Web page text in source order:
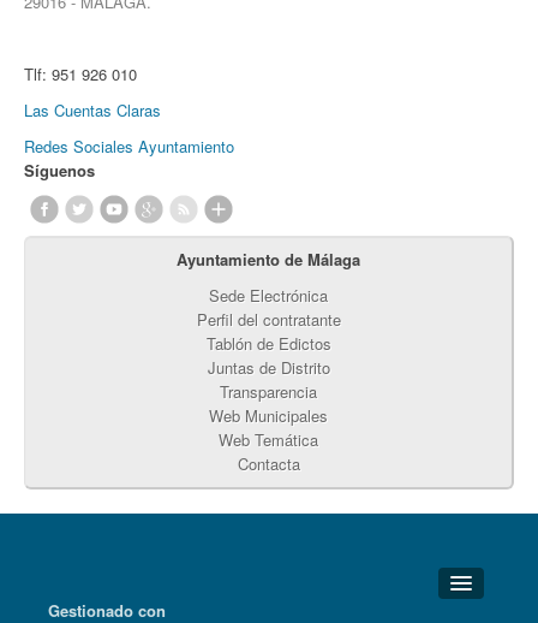
Tlf: 951 926 010
Las Cuentas Claras
Redes Sociales Ayuntamiento
Síguenos
Ayuntamiento de Málaga
Sede Electrónica
Perfil del contratante
Tablón de Edictos
Juntas de Distrito
Transparencia
Web Municipales
Web Temática
Contacta
Gestionado con